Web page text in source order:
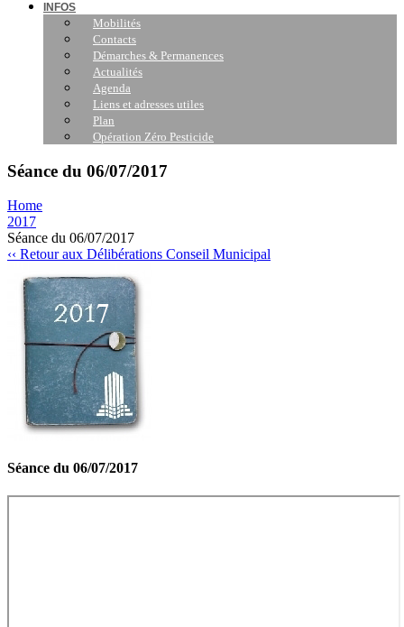
INFOS
Mobilités
Contacts
Démarches & Permanences
Actualités
Agenda
Liens et adresses utiles
Plan
Opération Zéro Pesticide
Séance du 06/07/2017
Home
2017
Séance du 06/07/2017
‹‹ Retour aux Délibérations Conseil Municipal
Séance du 06/07/2017